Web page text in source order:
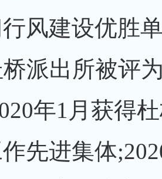
风建设优胜
桥派出所被评
年1月获得
先进集体